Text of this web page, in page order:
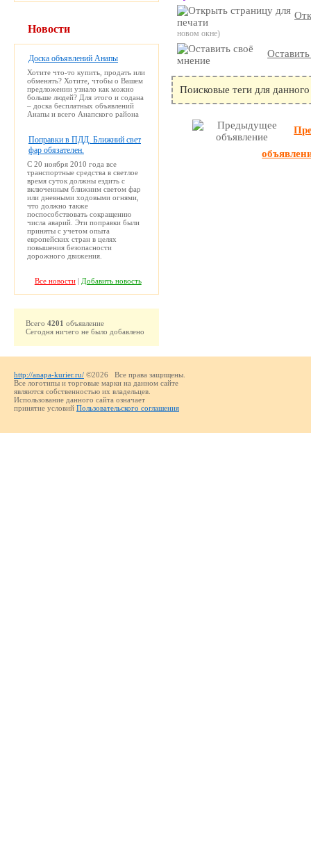
новом окне)
Поисковые теги для
Новости
Доска объявлений Анапы
Хотите что-то купить, продать или
обменять? Хотите, чтобы о Вашем
предложении узнало как можно
больше людей? Для этого и содана
– доска бесплатных объявлений
Анапы и всего Анапского района
Поправки в ПДД. Ближний свет
фар обязателен.
С 20 ноября 2010 года все
транспортные средства в светлое
время суток должны ездить с
включенным ближним светом фар
или дневными ходовыми огнями,
что должно также
поспособствовать сокращению
числа аварий. Эти поправки были
приняты с учетом опыта
европейских стран в целях
повышения безопасности
дорожного движения.
Все новости| Добавить новость
Всего 4201 объявление
Сегодня ничего не было добавлено
http://anapa-kurier.ru/ ©2026 Все права защищены.
Все логотипы и торговые марки на данном сайте
являются собственностью их владельцев.
Использование данного сайта означает
принятие условий Пользовательского соглашения